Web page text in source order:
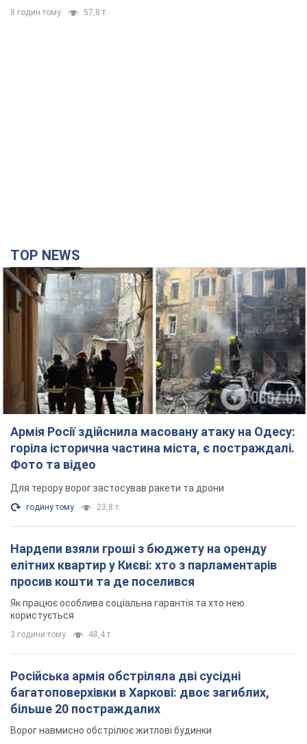
8 годин тому 57,8 т.
TOP NEWS
Армія Росії здійснила масовану атаку на Одесу:
горіла історична частина міста, є постраждалі.
Фото та відео
Для терору ворог застосував ракети та дрони
годину тому 23,8 т.
Нардепи взяли гроші з бюджету на оренду
елітних квартир у Києві: хто з парламентарів
просив кошти та де поселився
Як працює особлива соціальна гарантія та хто нею
користується
3 години тому 48,4 т.
Російська армія обстріляла дві сусідні
багатоповерхівки в Харкові: двоє загиблих,
більше 20 постраждалих
Ворог навмисно обстрілює житлові будинки